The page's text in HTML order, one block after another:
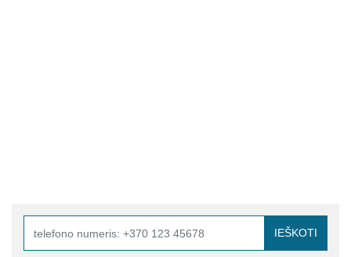
IEŠKOTI